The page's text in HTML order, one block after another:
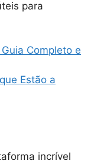
para
Completo e
Estão a
incrível